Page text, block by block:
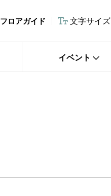
フロアガイド 文字サイズ
イベント